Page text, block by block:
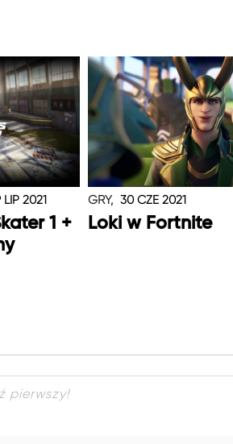
LIP 2021
1 +
GRY, 30 CZE 2021
Loki w Fortnite